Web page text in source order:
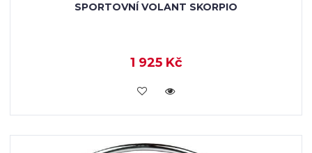
SPORTOVNÍ VOLANT SKORPIO
1 925 Kč
KOUPIT